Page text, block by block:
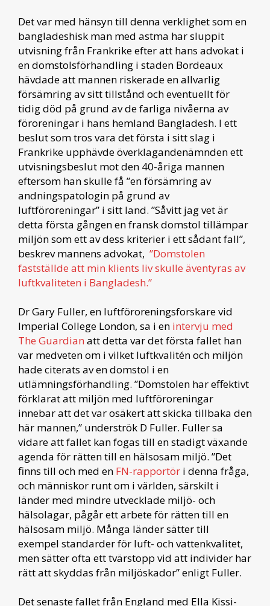
Det var med hänsyn till denna verklighet som en
bangladeshisk man med astma har sluppit
utvisning från Frankrike efter att hans advokat i
en domstolsförhandling i staden Bordeaux
hävdade att mannen riskerade en allvarlig
försämring av sitt tillstånd och eventuellt för
tidig död på grund av de farliga nivåerna av
föroreningar i hans hemland Bangladesh. I ett
beslut som tros vara det första i sitt slag i
Frankrike upphävde överklagandenämnden ett
utvisningsbeslut mot den 40-åriga mannen
eftersom han skulle få ”en försämring av
andningspatologin på grund av
luftföroreningar” i sitt land. ”Såvitt jag vet är
detta första gången en fransk domstol tillämpar
miljön som ett av dess kriterier i ett sådant fall”,
beskrev mannens advokat, ”Domstolen
fastställde att min klients liv skulle äventyras av
luftkvaliteten i Bangladesh.”
Dr Gary Fuller, en luftföroreningsforskare vid
Imperial College London, sa i en intervju med
The Guardian att detta var det första fallet han
var medveten om i vilket luftkvalitén och miljön
hade citerats av en domstol i en
utlämningsförhandling. ”Domstolen har effektivt
förklarat att miljön med luftföroreningar
innebar att det var osäkert att skicka tillbaka den
här mannen,” underströk D Fuller. Fuller sa
vidare att fallet kan fogas till en stadigt växande
agenda för rätten till en hälsosam miljö. ”Det
finns till och med en FN-rapportör i denna fråga,
och människor runt om i världen, särskilt i
länder med mindre utvecklade miljö- och
hälsolagar, pågår ett arbete för rätten till en
hälsosam miljö. Många länder sätter till
exempel standarder för luft- och vattenkvalitet,
men sätter ofta ett tvärstopp vid att individer har
rätt att skyddas från miljöskador” enligt Fuller.
Det senaste fallet från England med Ella Kissi-